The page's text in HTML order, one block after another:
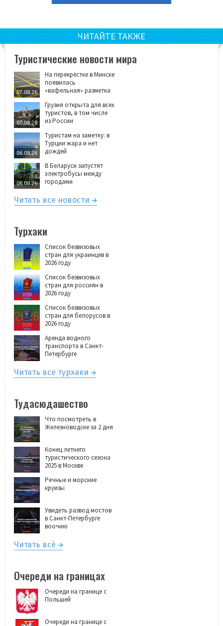
ЧИТАЙТЕ ТАКЖЕ
Туристические новости мира
07.08.26
На перекрёстке в Минске
появилась
«вафельная» разметка
07.08.26
Грузия открыта для всех
туристов, в том числе
из России
06.08.26
Туристам на заметку: в
Турции жара и нет
дождей
06.08.26
В Беларуси запустят
электробусы между
городами
Читать все новости
Турхаки
Список безвизовых
стран для украинцев в
2026 году
Список безвизовых
стран для россиян в
2026 году
Список безвизовых
стран для белорусов в
2026 году
Аренда водного
транспорта в Санкт-
Петербурге
Читать все турхаки
Тудасюдашество
Что посмотреть в
Железноводске за 2 дня
Конец летнего
туристического сезона
2025 в Москве
Речные и морские
круизы
Увидеть развод мостов
в Санкт-Петербурге
воочию
Читать всё
Очереди на границах
Очереди на границе с
Польшей
Очереди на границе с